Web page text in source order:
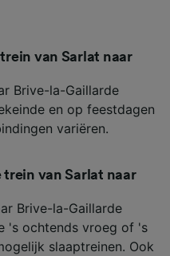
van Sarlat naar
Brive-la-Gaillarde
en op feestdagen
variëren.
trein van Sarlat naar
Brive-la-Gaillarde
's ochtends vroeg of 's
slaaptreinen. Ook